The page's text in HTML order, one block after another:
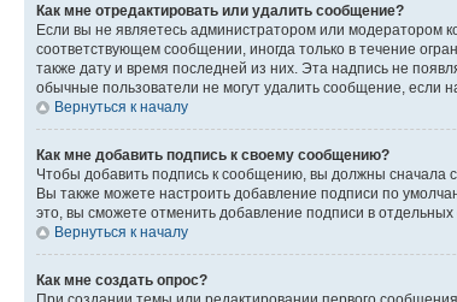
Как мне отредактировать или удалить сообщение?
Если вы не являетесь администратором или модератором
соответствующем сообщении, иногда только в течение
также дату и время последней из них. Эта надпись не
обычные пользователи не могут удалить сообщение, если
Вернуться к началу
Как мне добавить подпись к своему сообщению?
Чтобы добавить подпись к сообщению, вы должны сначала
Вы также можете настроить добавление подписи по
это, вы сможете отменить добавление подписи в
Вернуться к началу
Как мне создать опрос?